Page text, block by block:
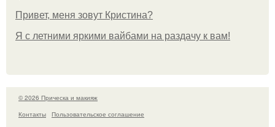
Привет, меня зовут Кристина?
Я с летними яркими вайбами на раздачу к вам!
© 2026 Прическа и макияж
Контакты
Пользовательское соглашение